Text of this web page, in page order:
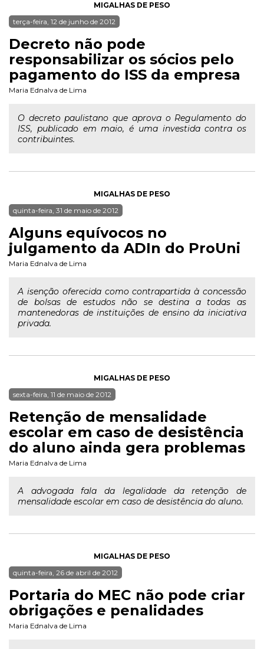
MIGALHAS DE PESO
terça-feira, 12 de junho de 2012
Decreto não pode
responsabilizar os sócios pelo
pagamento do ISS da empresa
Maria Ednalva de Lima
O decreto paulistano que aprova o Regulamento do
ISS, publicado em maio, é uma investida contra os
contribuintes.
MIGALHAS DE PESO
quinta-feira, 31 de maio de 2012
Alguns equívocos no
julgamento da ADIn do ProUni
Maria Ednalva de Lima
A isenção oferecida como contrapartida à concessão
de bolsas de estudos não se destina a todas as
mantenedoras de instituições de ensino da iniciativa
privada.
MIGALHAS DE PESO
sexta-feira, 11 de maio de 2012
Retenção de mensalidade
escolar em caso de desistência
do aluno ainda gera problemas
Maria Ednalva de Lima
A advogada fala da legalidade da retenção de
mensalidade escolar em caso de desistência do aluno.
MIGALHAS DE PESO
quinta-feira, 26 de abril de 2012
Portaria do MEC não pode criar
obrigações e penalidades
Maria Ednalva de Lima